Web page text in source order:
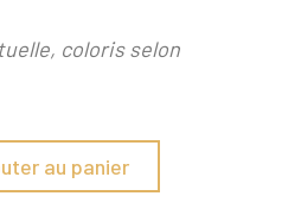
coloris selon
au panier